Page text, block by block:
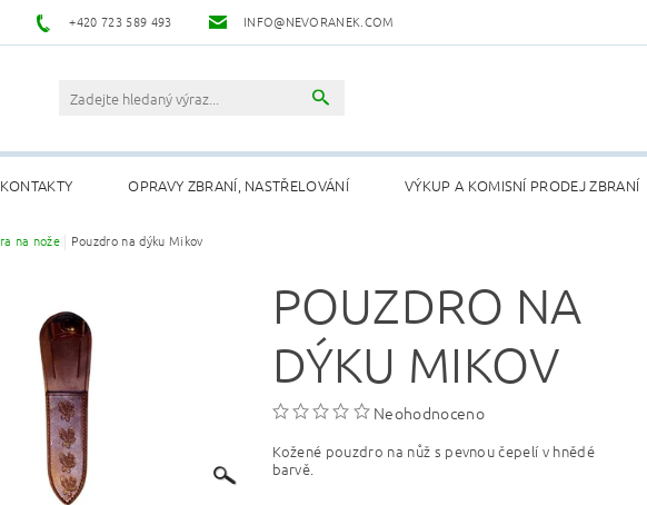
+420 723 589 493 INFO@NEVORANEK.COM
KONTAKTY OPRAVY ZBRANÍ, NASTŘELOVÁNÍ VÝKUP A KOMISNÍ PRODEJ ZBRANÍ
na nože Pouzdro na dýku Mikov
POUZDRO NA
DÝKU MIKOV
Neohodnoceno
Kožené pouzdro na nůž s pevnou čepelí v hnědé
barvě.